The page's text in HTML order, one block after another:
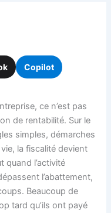
Copilot
ce n’est pas
de rentabilité. Sur le
simples, démarches
la fiscalité devient
quand l’activité
l’abattement,
Beaucoup de
tard qu’ils ont payé